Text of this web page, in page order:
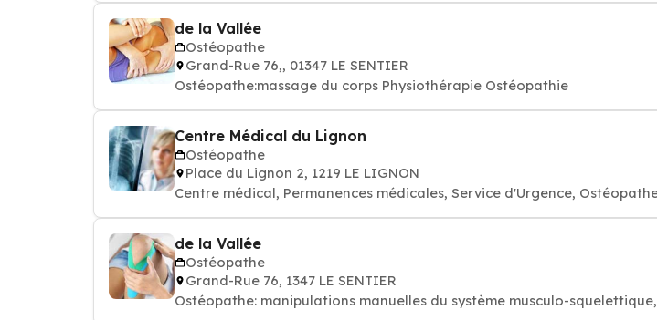
de la Vallée
Ostéopathe
Grand-Rue 76,, 01347 LE SENTIER
Ostéopathe:massage du corps Physiothérapie Ostéopathie
Centre Médical du Lignon
Ostéopathe
Place du Lignon 2, 1219 LE LIGNON
Centre médical, Permanences médicales, Service d'Urgence,
de la Vallée
Ostéopathe
Grand-Rue 76, 1347 LE SENTIER
Ostéopathe: manipulations manuelles du système musculo-